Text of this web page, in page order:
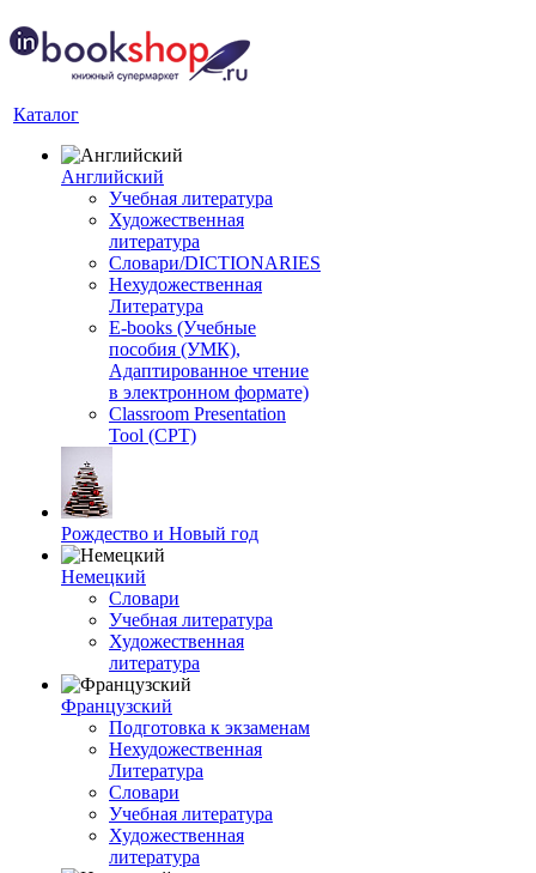
Каталог
Английский
Учебная литература
Художественная
литература
Словари/DICTIONARIES
Нехудожественная
Литература
E-books (Учебные
пособия (УМК),
Адаптированное чтение
в электронном формате)
Classroom Presentation
Tool (CPT)
Рождество и Новый год
Немецкий
Словари
Учебная литература
Художественная
литература
Французский
Подготовка к экзаменам
Нехудожественная
Литература
Словари
Учебная литература
Художественная
литература